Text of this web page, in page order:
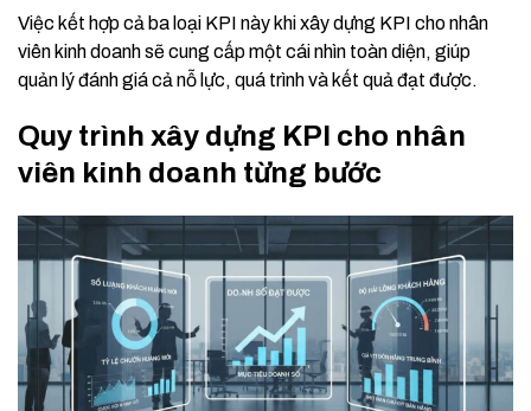
Việc kết hợp cả ba loại KPI này khi xây dựng KPI cho nhân
viên kinh doanh sẽ cung cấp một cái nhìn toàn diện, giúp
quản lý đánh giá cả nỗ lực, quá trình và kết quả đạt được.
Quy trình xây dựng KPI cho nhân
viên kinh doanh từng bước